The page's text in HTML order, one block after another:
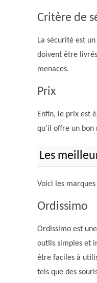
Critère de
La sécurité est
doivent être
menaces.
Prix
Enfin, le prix est
qu'il offre un bon
Les
Voici les
Ordissimo
Ordissimo est
outils simples et
être faciles à
tels que des